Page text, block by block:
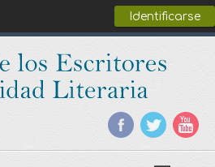
Identificarse